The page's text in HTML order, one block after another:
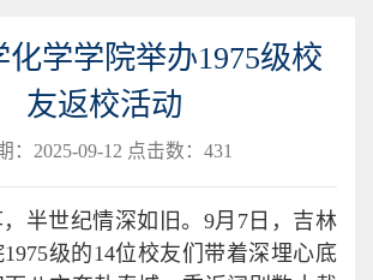
化学学院举办1975级校
友返校活动
：2025-09-12 点击数： 431
半世纪情深如旧。9月7日，吉林
级的14位校友们带着深埋心底